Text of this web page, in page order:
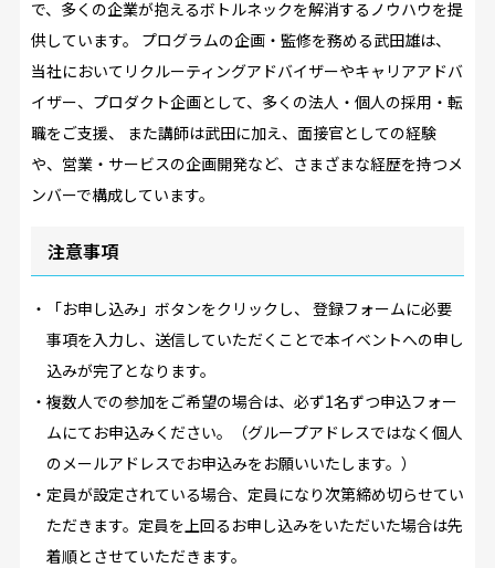
で、多くの企業が抱えるボトルネックを解消するノウハウを提
供しています。 プログラムの企画・監修を務める武田雄は、
当社においてリクルーティングアドバイザーやキャリアアドバ
イザー、プロダクト企画として、多くの法人・個人の採用・転
職をご支援、 また講師は武田に加え、面接官としての経験
や、営業・サービスの企画開発など、さまざまな経歴を持つメ
ンバーで構成しています。
注意事項
・「お申し込み」ボタンをクリックし、 登録フォームに必要
事項を入力し、送信していただくことで本イベントへの申し
込みが完了となります。
・複数人での参加をご希望の場合は、必ず1名ずつ申込フォー
ムにてお申込みください。（グループアドレスではなく個人
のメールアドレスでお申込みをお願いいたします。）
・定員が設定されている場合、定員になり次第締め切らせてい
ただきます。定員を上回るお申し込みをいただいた場合は先
着順とさせていただきます。